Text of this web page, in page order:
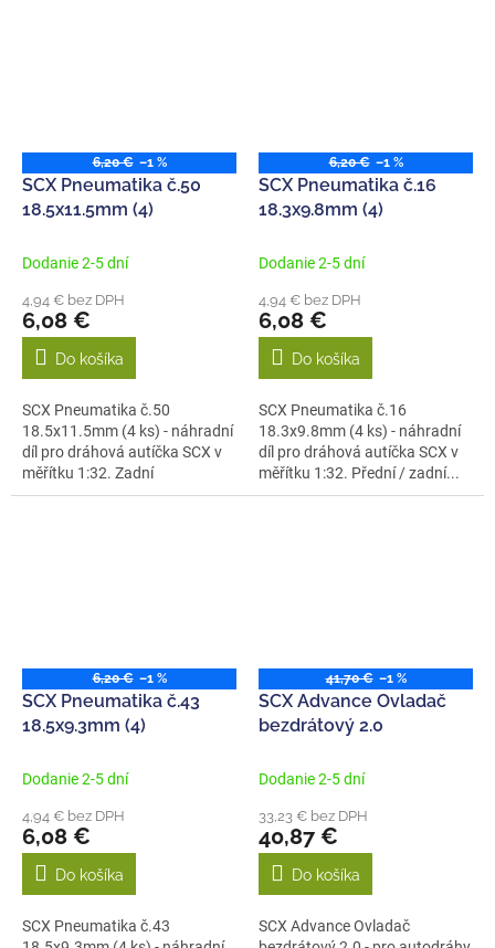
6,20 € –1 %
SCX Pneumatika č.50
18.5x11.5mm (4)
Dodanie 2-5 dní
4,94 € bez DPH
6,08 €
Do košíka
SCX Pneumatika č.50
18.5x11.5mm (4 ks) - náhradní
díl pro dráhová autíčka SCX v
měřítku 1:32. Zadní
pneumatika pro...
6,20 € –1 %
SCX Pneumatika č.16
18.3x9.8mm (4)
Dodanie 2-5 dní
4,94 € bez DPH
6,08 €
Do košíka
SCX Pneumatika č.16
18.3x9.8mm (4 ks) - náhradní
díl pro dráhová autíčka SCX v
měřítku 1:32. Přední / zadní...
6,20 € –1 %
SCX Pneumatika č.43
18.5x9.3mm (4)
Dodanie 2-5 dní
4,94 € bez DPH
6,08 €
Do košíka
SCX Pneumatika č.43
41,70 € –1 %
SCX Advance Ovladač
bezdrátový 2.0
Dodanie 2-5 dní
33,23 € bez DPH
40,87 €
Do košíka
SCX Advance Ovladač